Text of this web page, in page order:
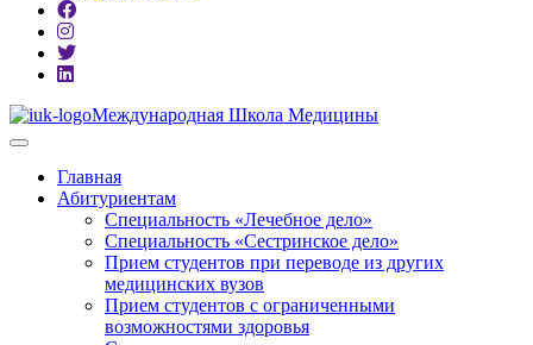
Международная Школа Медицины
Главная
Абитуриентам
Специальность «Лечебное дело»
Специальность «Сестринское дело»
Прием студентов при переводе из других
медицинских вузов
Прием студентов с ограниченными
возможностями здоровья